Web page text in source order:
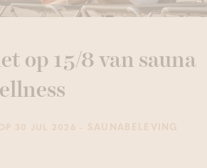
op 15/8 van sauna
30 JUL 2026 - SAUNABELEVING